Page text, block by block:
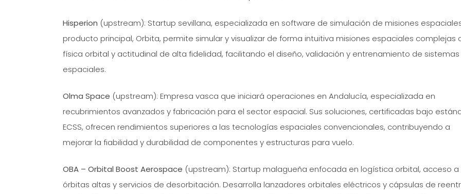
Hisperion (upstream): Startup sevillana, especializada en software de simulación de misiones
producto principal, Orbita, permite simular y visualizar de forma intuitiva misiones espaciales complejas
física orbital y actitudinal de alta fidelidad, facilitando el diseño, validación y entrenamiento de sistemas
espaciales.
Olma Space (upstream): Empresa vasca que iniciará operaciones en Andalucía, especializada en
recubrimientos avanzados y fabricación para el sector espacial. Sus soluciones, certificadas bajo
ECSS, ofrecen rendimientos superiores a las tecnologías espaciales convencionales, contribuyendo a
mejorar la fiabilidad y durabilidad de componentes y estructuras para vuelo.
OBA – Orbital Boost Aerospace (upstream): Startup malagueña enfocada en logística orbital, acceso a
órbitas altas y servicios de desorbitación. Desarrolla lanzadores orbitales eléctricos y cápsulas de